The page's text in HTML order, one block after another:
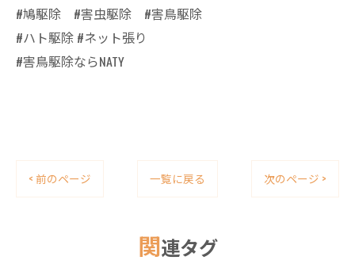
#鳩駆除 #害虫駆除 #害鳥駆除
#ハト駆除 #ネット張り
#害鳥駆除ならNATY
< 前のページ 一覧に戻る 次のページ >
関連タグ